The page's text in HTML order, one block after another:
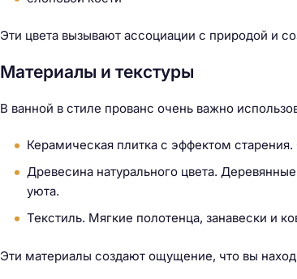
Эти цвета вызывают ассоциации с природой и
Материалы и текстуры
В ванной в стиле прованс очень важно
Керамическая плитка с эффектом
Древесина натурального цвета.
уюта.
Текстиль. Мягкие полотенца, занавески и
Эти материалы создают ощущение, что вы